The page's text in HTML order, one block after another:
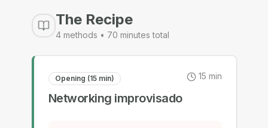
The Recipe
4methods • 70 minutes total
Opening (15 min)
Networking improvisado
15 min